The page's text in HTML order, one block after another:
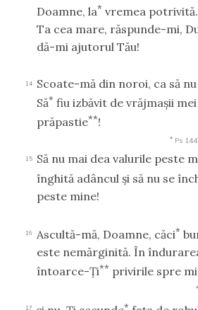
Doamne, la* vremea
Ta cea mare, răspunde-mi,
dă-mi ajutorul Tău!
14
Scoate-mă din noroi, ca să
Să* fiu izbăvit de vrăjmaşii
prăpastie**!
* Ps
15
Să nu mai dea valurile peste
înghită adâncul şi să nu se
peste mine!
16 Ascultă-mă, Doamne, căci*
este nemărginită. În
întoarce-Ţi** privirile spre
*
17 *